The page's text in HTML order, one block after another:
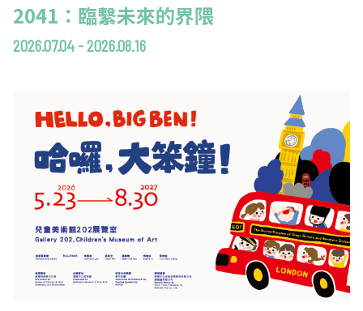
2041：臨繫未來的界隈
2026.07.04 - 2026.08.16